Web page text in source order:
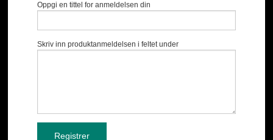
Oppgi en tittel for anmeldelsen din
Skriv inn produktanmeldelsen i feltet under